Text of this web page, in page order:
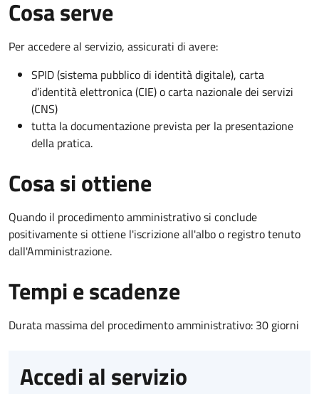
Cosa serve
Per accedere al servizio, assicurati di avere:
SPID (sistema pubblico di identità digitale), carta
d’identità elettronica (CIE) o carta nazionale dei servizi
(CNS)
tutta la documentazione prevista per la presentazione
della pratica.
Cosa si ottiene
Quando il procedimento amministrativo si conclude
positivamente si ottiene l'iscrizione all'albo o registro tenuto
dall'Amministrazione.
Tempi e scadenze
Durata massima del procedimento amministrativo: 30 giorni
Accedi al servizio